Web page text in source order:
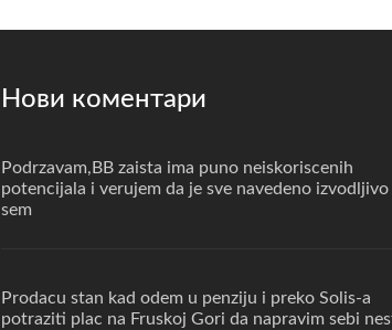
Нови коментари
Podrzavam,BB zaista ima puno neiskoriscenih
potencijala i verujem da je sve navedeno izvodljivo
sem
Prodacu stan kad odem u penziju i preko Solis-a
potraziti plac na Fruskoj Gori da napravim sebi